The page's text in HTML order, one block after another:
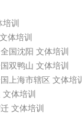
训
体培训
全国沈阳 文体培训
双鸭山 文体培训
上海市辖区 文体培训
体培训
文体培训